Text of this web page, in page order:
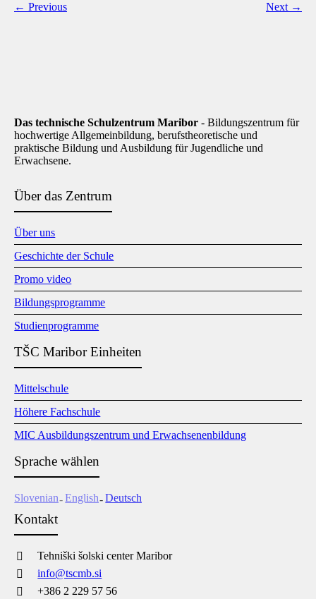
← Previous Next →
Das technische Schulzentrum Maribor- Bildungszentrum für
hochwertige Allgemeinbildung, berufstheoretische und
praktische Bildung und Ausbildung für Jugendliche und
Erwachsene.
Über das Zentrum
Über uns
Geschichte der Schule
Promo video
Bildungsprogramme
Studienprogramme
TŠC Maribor Einheiten
Mittelschule
Höhere Fachschule
MIC Ausbildungszentrum und Erwachsenenbildung
Sprache wählen
Slovenian English Deutsch
Kontakt
Tehniški šolski center Maribor
info@tscmb.si
+386 2 229 57 56